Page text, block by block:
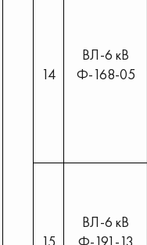
14
ВЛ-6 кВ
Ф-168-05
ВЛ-6 кВ